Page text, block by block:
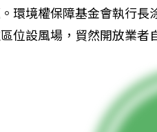
環境權保障基金會執行長
位設風場，貿然開放業者